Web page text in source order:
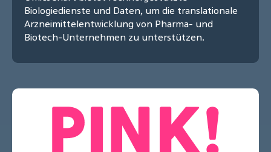
Biologiedienste und Daten, um die translationale
Arzneimittelentwicklung von Pharma- und
Biotech-Unternehmen zu unterstützen.